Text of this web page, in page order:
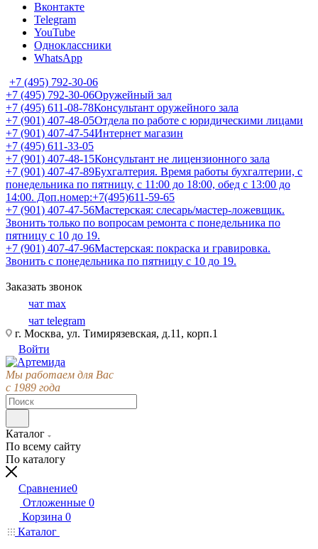
Вконтакте
Telegram
YouTube
Одноклассники
WhatsApp
+7 (495) 792-30-06
+7 (495) 792-30-06Оружейный зал
+7 (495) 611-08-78Консультант оружейного зала
+7 (901) 407-48-05Отдела по работе с юридическими лицами
+7 (901) 407-47-54Интернет магазин
+7 (495) 611-33-05
+7 (901) 407-48-15Консультант не лицензионного зала
+7 (901) 407-47-89Бухгалтерия. Время работы бухгалтерии, с
понедельника по пятницу, с 11:00 до 18:00, обед с 13:00 до
14:00. Доп.номер:+7(495)611-59-65
+7 (901) 407-47-56Мастерская: слесарь/мастер-ложевщик.
Звонить только по вопросам ремонта с понедельника по
пятницу с 10 до 19.
+7 (901) 407-47-96Мастерская: покраска и гравировка.
Звонить с понедельника по пятницу с 10 до 19.
Заказать звонок
чат max
чат telegram
г. Москва, ул. Тимирязевская, д.11, корп.1
Войти
Мы работаем для Вас
с 1989 года
Каталог
По всему сайту
По каталогу
Сравнение0
Отложенные 0
Корзина 0
Каталог